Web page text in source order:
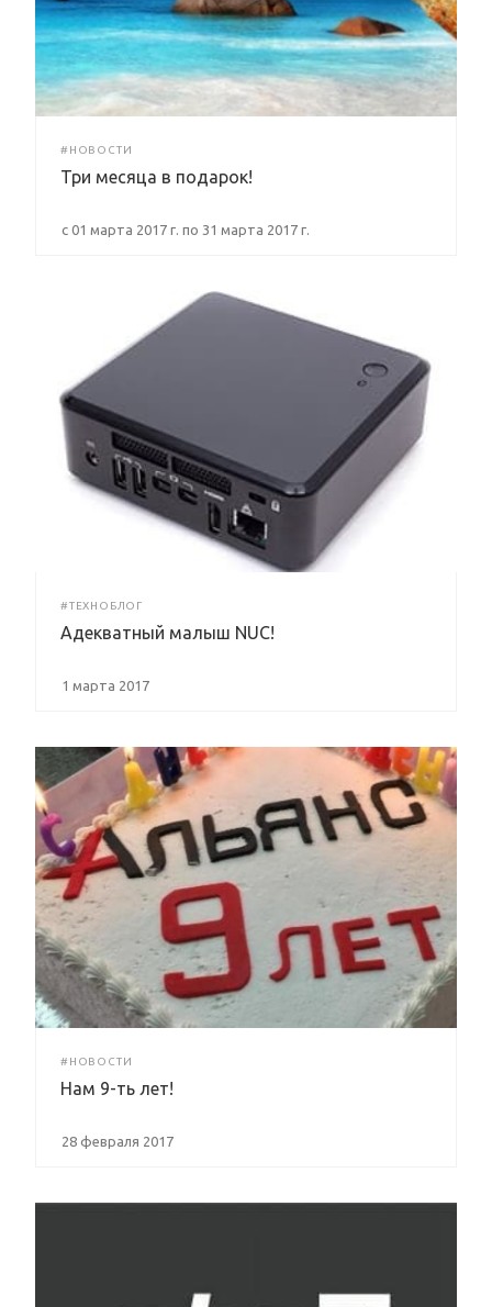
#НОВОСТИ
Три месяца в подарок!
с 01 марта 2017 г. по 31 марта 2017 г.
#ТЕХНОБЛОГ
Адекватный малыш NUC!
1 марта 2017
#НОВОСТИ
Нам 9-ть лет!
28 февраля 2017